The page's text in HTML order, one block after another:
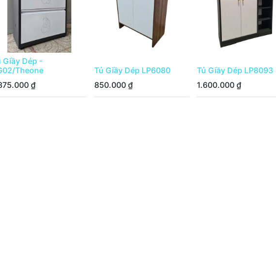
Giầy Dép -
Theone
₫
Tủ Giầy Dép LP6080
850.000 ₫
Tủ Giầy Dép LP8093
1.600.000 ₫